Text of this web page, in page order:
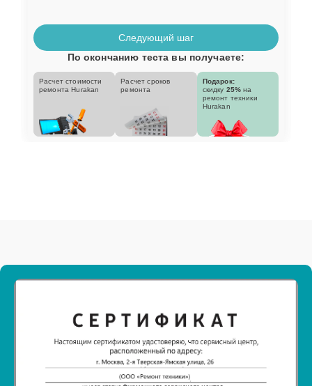
Следующий шаг
По окончанию теста вы получаете:
Расчет стоимости
ремонта Hurakan
Расчет сроков
ремонта
Подарок:
скидку 25% на
ремонт техники
Hurakan